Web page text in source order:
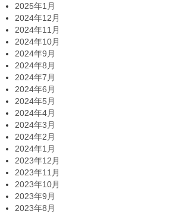
2025年1月
2024年12月
2024年11月
2024年10月
2024年9月
2024年8月
2024年7月
2024年6月
2024年5月
2024年4月
2024年3月
2024年2月
2024年1月
2023年12月
2023年11月
2023年10月
2023年9月
2023年8月